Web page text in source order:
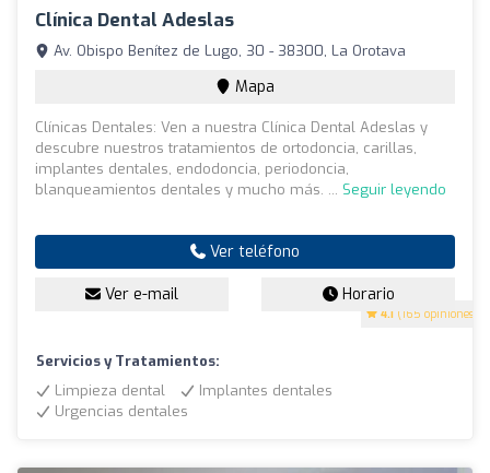
Clínica Dental Adeslas
4.1 (165 opiniones)
Av. Obispo Benítez de Lugo, 30 - 38300, La Orotava
Mapa
Clínicas Dentales: Ven a nuestra Clínica Dental Adeslas y
descubre nuestros tratamientos de ortodoncia, carillas,
implantes dentales, endodoncia, periodoncia,
blanqueamientos dentales y mucho más. ... Seguir leyendo
Ver teléfono
Ver e-mail Horario
Servicios y Tratamientos:
Limpieza dental
Implantes dentales
Urgencias dentales